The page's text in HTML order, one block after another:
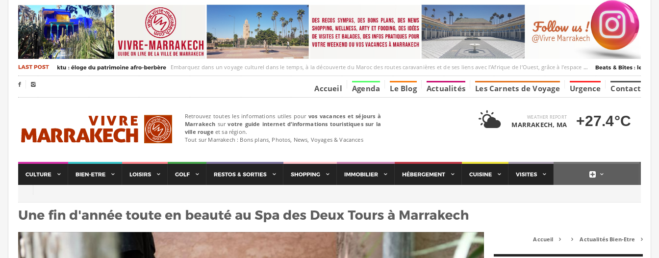
Embarquez dans un voyage culturel dans le temps, à la découverte du Maroc des routes caravanières et de ses liens avec l’Afrique de l’Ouest, grâce à l’espace Marrakesh-Tumbuktu.
  Accueil Agenda Le Blog Actualités Les Carnets de Voyage Urgence Contact
Retrouvez toutes les informations utiles pour vos vacances et séjours à
Marrakech survotre guide internet d’informations touristiques sur la
ville rouge et sa région.
Tout sur Marrakech : Bons plans, Photos, News, Voyages & Vacances
WEATHER REPORT
MARRAKECH, MA +27.4°C
Accueil   Actualités Bien-Etre 